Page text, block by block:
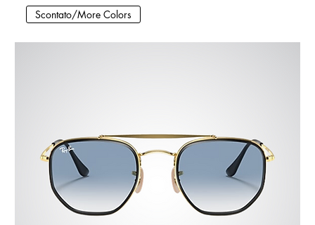
Scontato/More Colors